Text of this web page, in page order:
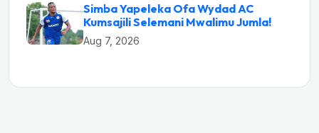
Simba Yapeleka Ofa Wydad AC
Kumsajili Selemani Mwalimu Jumla!
Aug 7, 2026